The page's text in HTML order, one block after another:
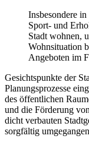
Insbesondere
Sport- und
Stadt wohnen,
Wohnsituation
Angeboten im
Gesichtspunkte der
Planungsprozesse
des öffentlichen
und die Förderung
dicht verbauten
sorgfältig